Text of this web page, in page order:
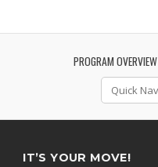
PROGRAM OVERVIEW
IT’S YOUR MOVE!